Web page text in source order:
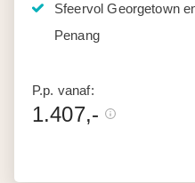
Sfeervol Georgetown
Penang
P.p. vanaf:
1.407,-